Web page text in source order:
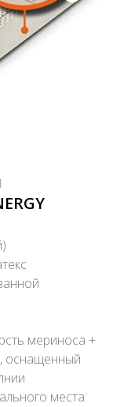
мериноса +
оснащенный
места: